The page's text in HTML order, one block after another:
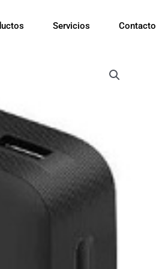
Servicios Contacto